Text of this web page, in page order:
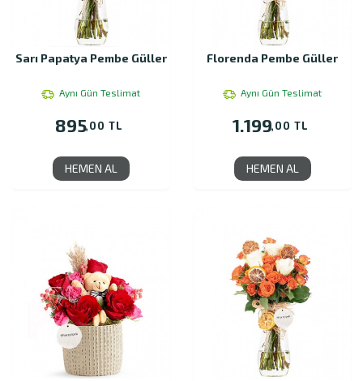
Sarı Papatya Pembe Güller
Aynı Gün Teslimat
895,00 TL
HEMEN AL
Florenda Pembe Güller
Aynı Gün Teslimat
1.199,00 TL
HEMEN AL